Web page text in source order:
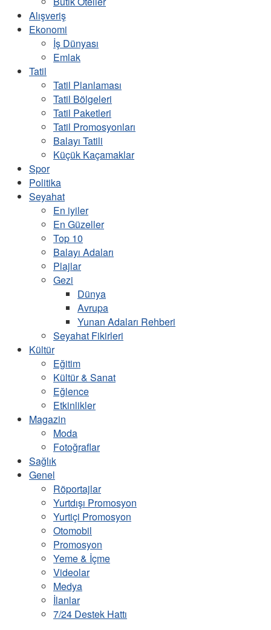
Alışveriş
Ekonomi
İş Dünyası
Emlak
Tatil
Tatil Planlaması
Tatil Bölgeleri
Tatil Paketleri
Tatil Promosyonları
Balayı Tatili
Küçük Kaçamaklar
Spor
Politika
Seyahat
En iyiler
En Güzeller
Top 10
Balayı Adaları
Plajlar
Gezi
Dünya
Avrupa
Yunan Adaları Rehberi
Seyahat Fikirleri
Kültür
Eğitim
Kültür & Sanat
Eğlence
Etkinlikler
Magazin
Moda
Fotoğraflar
Sağlık
Genel
Röportajlar
Yurtdışı Promosyon
Yurtiçi Promosyon
Otomobil
Promosyon
Yeme & İçme
Videolar
Medya
İlanlar
7/24 Destek Hattı